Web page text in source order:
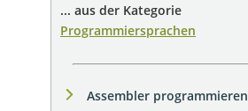
... aus der Kategorie
Programmiersprachen
Assembler programmieren